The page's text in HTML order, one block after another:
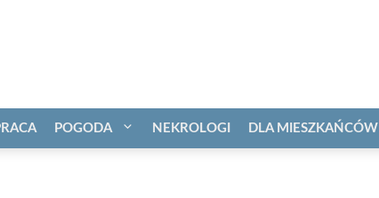
POGODA NEKROLOGI DLA MIESZKAŃCÓW